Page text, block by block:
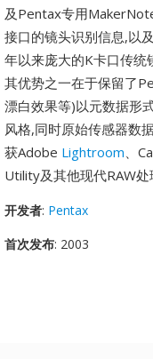
及Pentax专用
接口的镜头识别信息,以
年以来庞大的K卡口传统
其优势之一在于保留了
漂白效果等)以元数据形
风格,同时原始传感器数
获Adobe Lightroom、
Utility及其他现代RAW处
开发者: Pentax
首次发布: 2003